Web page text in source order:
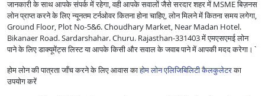
जानकारी के साथ आपके संपर्क में रहेगा, वही आपके सवालों जैसे सरदार शहर में MSME बिज़नस
लोन प्राप्त करने के लिए न्यूनतम टर्नओवर कितना होना चाहिए, लोन मिलने में कितना समय लगेगा,
Ground Floor, Plot No-5&6. Choudhary Market, Near Madan Hotel.
Bikanaer Road. Sardarshahar. Churu. Rajasthan-331403 में एमएसएमई लोन
पाने के लिए डाक्यूमेंट्स लिस्ट या आपके किसी और सवाल के जवाब पाने में आपकी मदद करेगा।`
होम लोन की पात्रता जाँच करने के लिए आवास काहोम लोन एलिजिबिलिटी कैलकुलेटरका
उपयोग करें